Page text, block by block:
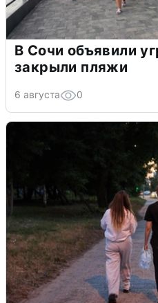
В Сочи объявили
закрыли пляжи
6 августа 0